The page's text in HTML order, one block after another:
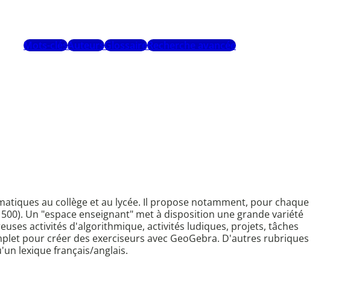
Mots-clésAuteursGlossaireRecherche avancée
au collège et au lycée. Il propose notamment, pour chaque
Un "espace enseignant" met à disposition une grande variété
activités d'algorithmique, activités ludiques, projets, tâches
pour créer des exerciseurs avec GeoGebra. D'autres rubriques
lexique français/anglais.